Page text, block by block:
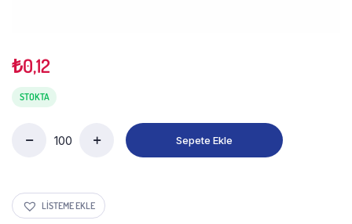
₺0,12
STOKTA
Sepete Ekle
LISTEME EKLE